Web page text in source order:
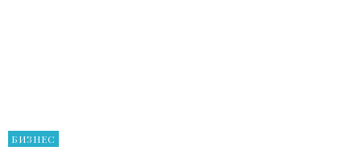
БИЗНЕС